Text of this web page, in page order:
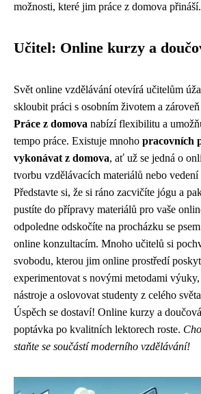
možnosti, které jim práce z domova přináší.
Učitel: Online kurzy a
Svět online vzdělávání otevírá učitelům
skloubit práci s osobním životem a
Práce z domova nabízí flexibilitu a
tempo práce. Existuje mnoho pracovních
vykonávat z domova, ať už se jedná o
tvorbu vzdělávacích materiálů nebo
Představte si, že si ráno zacvičíte jógu a
pustíte do přípravy materiálů pro vaše
odpoledne odskočíte na procházku se
online konzultacím. Mnoho učitelů si
svobodu, kterou jim online prostředí
experimentovat s novými metodami
nástroje a oslovovat studenty z celého
Úspěch se dostaví! Online kurzy a
poptávka po kvalitních lektorech roste.
staňte se součástí moderního vzdělávání!